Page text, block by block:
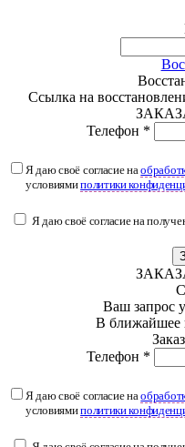
Ссылка на
Телефон *
Я даю своё согласие на
условиямиполитики
Я даю своё согласие на
Ваш запрос
В ближайшее
Телефон *
Я даю своё согласие на
условиямиполитики